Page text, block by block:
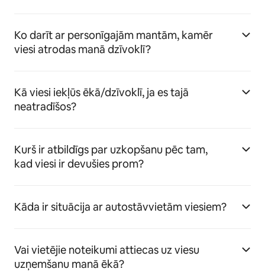
Ko darīt ar personīgajām mantām, kamēr
viesi atrodas manā dzīvoklī?
Kā viesi iekļūs ēkā/dzīvoklī, ja es tajā
neatradīšos?
Kurš ir atbildīgs par uzkopšanu pēc tam,
kad viesi ir devušies prom?
Kāda ir situācija ar autostāvvietām viesiem?
Vai vietējie noteikumi attiecas uz viesu
uzņemšanu manā ēkā?